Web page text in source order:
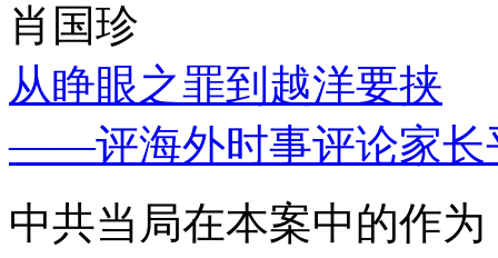
肖国珍
从睁眼之罪到越洋要挟
——评海外时事评论家长
中共当局在本案中的作